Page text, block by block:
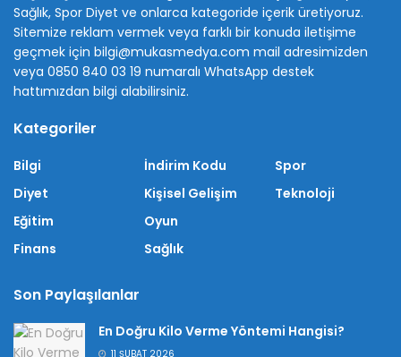
Sağlık, Spor Diyet ve onlarca kategoride içerik üretiyoruz.
Sitemize reklam vermek veya farklı bir konuda iletişime
geçmek için bilgi@mukasmedya.com mail adresimizden
veya 0850 840 03 19 numaralı WhatsApp destek
hattımızdan bilgi alabilirsiniz.
Kategoriler
Bilgi
Diyet
Eğitim
Finans
İndirim Kodu
Kişisel Gelişim
Oyun
Sağlık
Spor
Teknoloji
Son Paylaşılanlar
En Doğru Kilo Verme Yöntemi Hangisi?
11 ŞUBAT 2026